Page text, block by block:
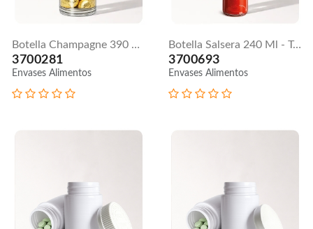
Down 38 mm
sin Liner / 44 -
16
3700746
Tapas para
33 mm
3700747
Tapas para
envases
huecos Flip top
/ 40 - 16
3700673
envases
3700674
Tapas para
envases
Botella Champagne 390 Ml / 13 Onz
3700281
Envases Alimentos
Botella Salsera 240 Ml - Tapa 24 Flip Top
3700693
Envases Alimentos